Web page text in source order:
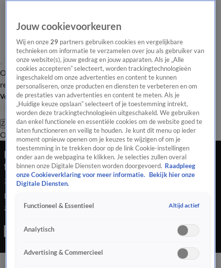
Overzicht Laatste nieuws Regionieuws Het beste van Hart
Tip de
redactie
Volg Hart van Nederland
Zoeken
OverzichtRegioUitzendingenWeerTip de redactiePanelVideo's
DierenPark Amersfoort verwelkomt eerste
flamingokuiken in zes jaar
24 juli 2020, 20:51
DierenPark Amersfoort verwelkomt eerste flamingokuiken in
zes jaar
Jouw cookievoorkeuren
Wij en onze29 partners gebruiken cookies en vergelijkbare
technieken om informatie te verzamelen over jou als gebruiker van
onze website(s), jouw gedrag en jouw apparaten. Als je „Alle
cookies accepteren” selecteert, worden trackingtechnologieën
ingeschakeld om onze advertenties en content te kunnen
personaliseren, onze producten en diensten te verbeteren en om
de prestaties van advertenties en content te meten. Als je
„Huidige keuze opslaan” selecteert of je toestemming intrekt,
worden deze trackingtechnologieën uitgeschakeld. We gebruiken
dan enkel functionele en essentiële cookies om de website goed te
laten functioneren en veilig te houden. Je kunt dit menu op ieder
moment opnieuw openen om je keuzes te wijzigen of om je
toestemming in te trekken door op de link Cookie-instellingen
onder aan de webpagina te klikken. Je selecties zullen overal
binnen onze Digitale Diensten worden doorgevoerd. Raadpleeg
onze Cookieverklaring voor meer informatie.
Bekijk hier onze
Digitale Diensten.
Functioneel & Essentieel Altijd actief
Analytisch
Advertising & Commercieel